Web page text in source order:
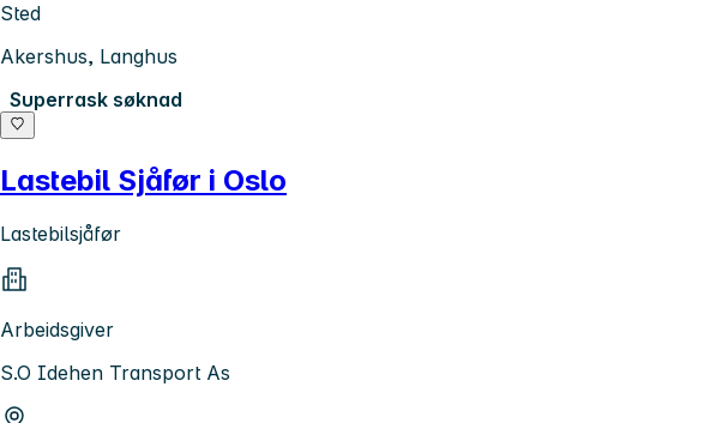
Sted
Akershus, Langhus
Superrask søknad
Lastebil Sjåfør i Oslo
Lastebilsjåfør
Arbeidsgiver
S.O Idehen Transport As